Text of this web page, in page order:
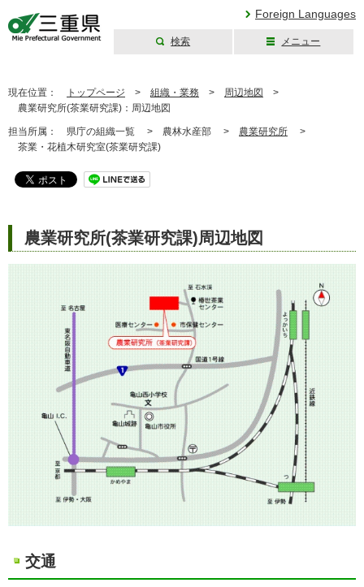
Foreign Languages
検索 メニュー
現在位置： トップページ > 組織・業務 > 周辺地図
>
農業研究所(茶業研究課)：周辺地図
担当所属： 県庁の組織一覧 > 農林水産部 > 農業研究所 >
茶業・花植木研究室(茶業研究課)
農業研究所(茶業研究課)周辺地図
交通